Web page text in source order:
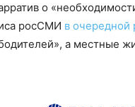
о
росСМИ в очередной
а местные